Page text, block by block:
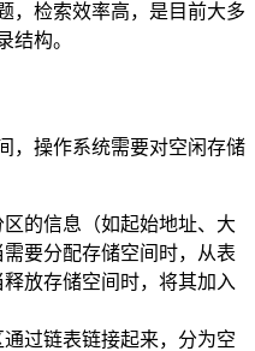
，检索效率高，是目前大多
结构。
，操作系统需要对空闲存储
区的信息（如起始地址、大
要分配存储空间时，从表
放存储空间时，将其加入
过链表链接起来，分为空